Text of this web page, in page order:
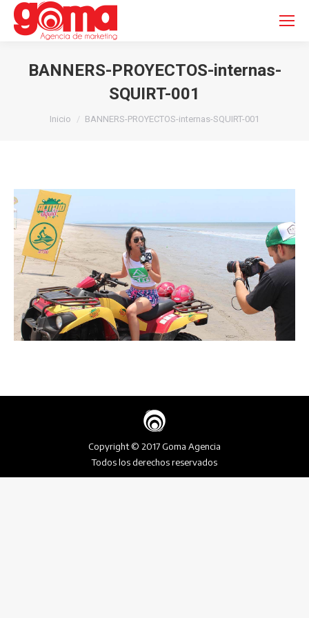
Buscar:
BANNERS-PROYECTOS-internas-
SQUIRT-001
Estás aquí:
Inicio BANNERS-PROYECTOS-internas-SQUIRT-001
Copyright © 2017 Goma Agencia
Todos los derechos reservados